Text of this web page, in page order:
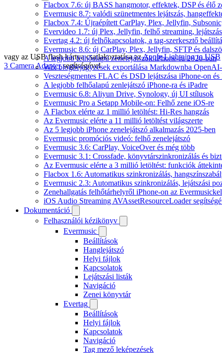
Flacbox 7.6: új BASS hangmotor, effektek, DSP és élő
Evermusic 8.7: valódi szünetmentes lejátszás,
Flacbox 7.4: Újraépített CarPlay, Plex, Jellyfin,
Evervideo 1.7: új Plex, Jellyfin, felhő streaming,
Evertag 4.2: új felhőkapcsolatok, a tag-szerkesztő
Evermusic 8.6: új CarPlay, Plex, Jellyfin, SFTP és
A legjobb felhőalapú zenelejátszók iPhone-ra 2026-ban
Wix blogbejegyzések exportálása Markdownba
Veszteségmentes FLAC és DSD lejátszása iPhone-on
A legjobb felhőalapú zenlejátszó iPhone-ra és iPadre
Evermusic 6.8: Aliyun Drive, Synology, új UI stílusok
Evermusic Pro a Setapp Mobile-on: Felhő zene iOS-re
A Flacbox elérte az 1 millió letöltést: Hi-Res hangzás
Az Evermusic elérte a 11 millió letöltést világszerte
Az 5 legjobb iPhone zenelejátszó alkalmazás 2025-ben
Evermusic promóciós videó: felhő zenelejátszó
Evermusic 3.6: CarPlay, VoiceOver és még több
Evermusic 3.1: Crossfade, könyvtárszinkronizálás és
Az Evermusic elérte a 3 millió letöltést: funkciók
Flacbox 1.6: Automatikus szinkronizálás,
Evermusic 2.3: Automatikus szinkronizálás, lejátszási
Zenehallgatás felhőtárhelyről iPhone-on az Evermusickel
iOS Audio Streaming AVAssetResourceLoader
Dokumentáció
Felhasználói kézikönyv
Evermusic
Beállítások
Hanglejátszó
Helyi fájlok
Kapcsolatok
Lejátszási listák
Navigáció
Zenei könyvtár
Evertag
Beállítások
Helyi fájlok
Kapcsolatok
Navigáció
Tag mező leképezések
vagy az USB flash kártya csatlakoztatása azApple Lightning to USB
3 Camera Adaptersegítségével